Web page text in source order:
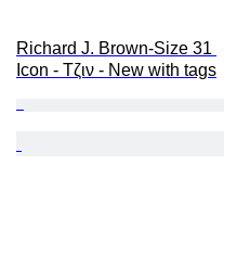
Richard J. Brown-Size 31
Icon - Τζιν - New with tags